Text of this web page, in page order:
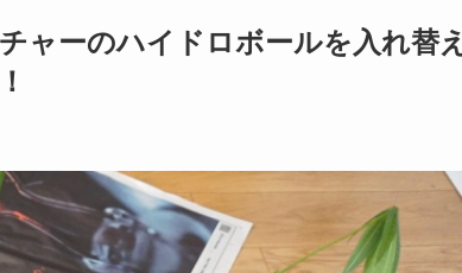
ャーのハイドロボールを入れ替え